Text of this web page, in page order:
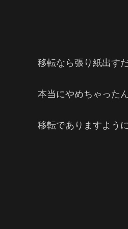
移転なら張り紙出す
本当にやめちゃった
移転でありますよう